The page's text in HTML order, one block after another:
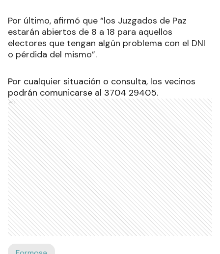
Por último, afirmó que “los Juzgados de Paz
estarán abiertos de 8 a 18 para aquellos
electores que tengan algún problema con el DNI
o pérdida del mismo”.
Por cualquier situación o consulta, los vecinos
podrán comunicarse al 3704 29405.
Ads